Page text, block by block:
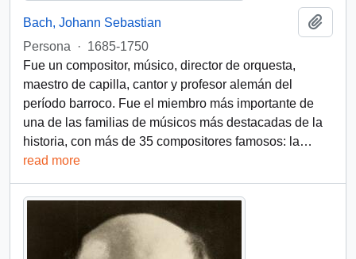
Bach, Johann Sebastian
Persona
· 1685-1750
Fue un compositor, músico, director de orquesta,
maestro de capilla, cantor y profesor alemán del
período barroco. Fue el miembro más importante de
una de las familias de músicos más destacadas de la
historia, con más de 35 compositores famosos: la…
read more